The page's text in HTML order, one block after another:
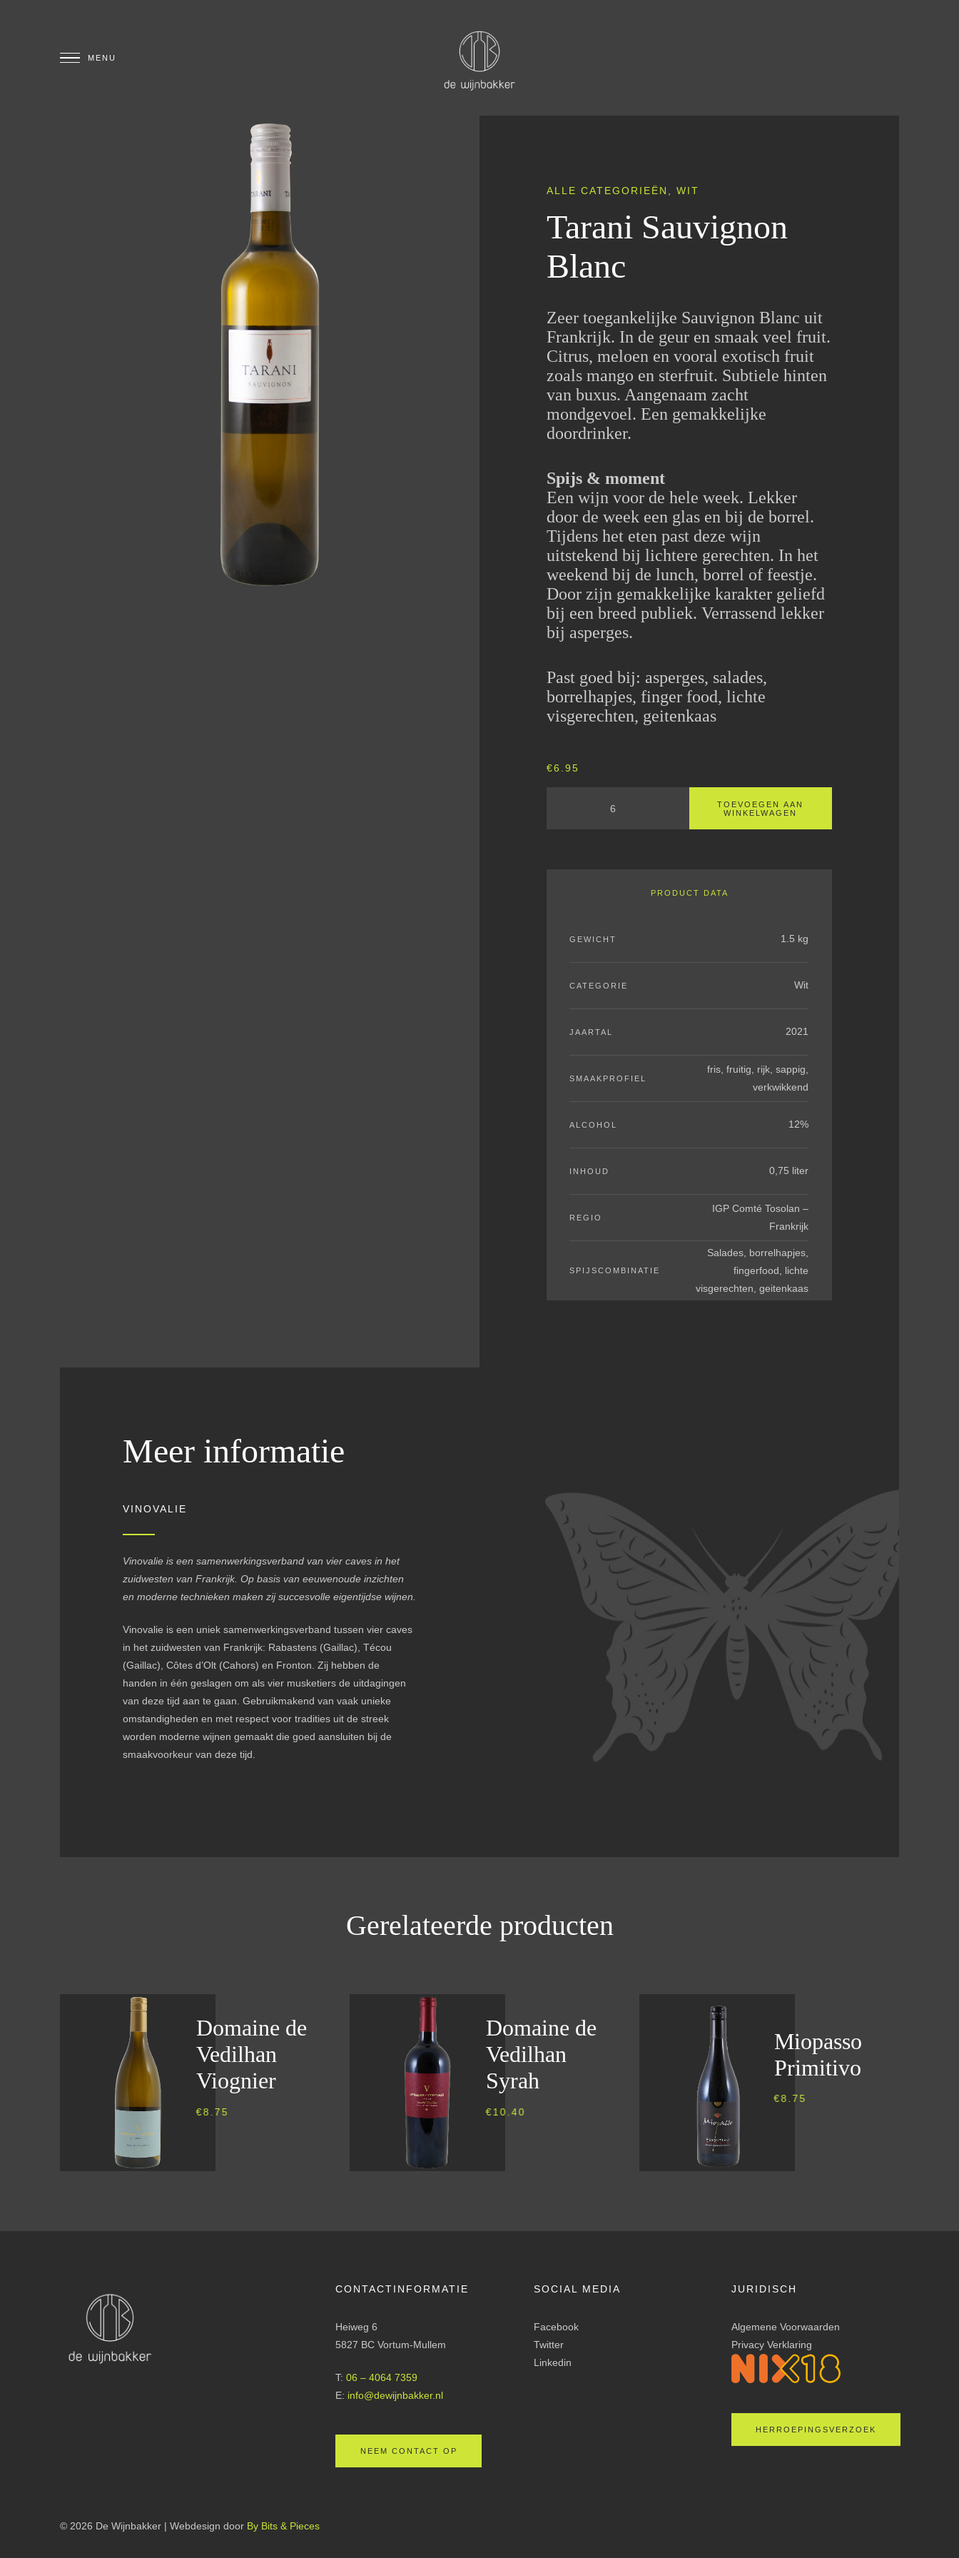
ALLE CATEGORIEËN ,WIT
Tarani Sauvignon
Blanc
Zeer toegankelijke Sauvignon Blanc uit
Frankrijk. In de geur en smaak veel fruit.
Citrus, meloen en vooral exotisch fruit
zoals mango en sterfruit. Subtiele hinten
van buxus. Aangenaam zacht
mondgevoel. Een gemakkelijke
doordrinker.
Spijs & moment
Een wijn voor de hele week. Lekker
door de week een glas en bij de borrel.
Tijdens het eten past deze wijn
uitstekend bij lichtere gerechten. In het
weekend bij de lunch, borrel of feestje.
Door zijn gemakkelijke karakter geliefd
bij een breed publiek. Verrassend lekker
bij asperges.
Past goed bij: asperges, salades,
borrelhapjes, finger food, lichte
visgerechten, geitenkaas
€6.95
TOEVOEGEN AAN
WINKELWAGEN
PRODUCT DATA
GEWICHT 1.5 kg
CATEGORIE Wit
JAARTAL 2021
SMAAKPROFIEL
fris, fruitig, rijk, sappig,
verkwikkend
ALCOHOL 12%
INHOUD 0,75 liter
REGIO
IGP Comté Tosolan –
Frankrijk
SPIJSCOMBINATIE
Salades, borrelhapjes,
fingerfood, lichte
visgerechten, geitenkaas
Meer informatie
VINOVALIE
Vinovalie is een samenwerkingsverband van vier caves in het
zuidwesten van Frankrijk. Op basis van eeuwenoude inzichten
en moderne technieken maken zij succesvolle eigentijdse wijnen.
Vinovalie is een uniek samenwerkingsverband tussen vier caves
in het zuidwesten van Frankrijk: Rabastens (Gaillac), Técou
(Gaillac), Côtes d’Olt (Cahors) en Fronton. Zij hebben de
handen in één geslagen om als vier musketiers de uitdagingen
van deze tijd aan te gaan. Gebruikmakend van vaak unieke
omstandigheden en met respect voor tradities uit de streek
worden moderne wijnen gemaakt die goed aansluiten bij de
smaakvoorkeur van deze tijd.
Gerelateerde producten
Domaine de
Vedilhan
Viognier
€8.75
Domaine de
Vedilhan
Syrah
€10.40
Miopasso
Primitivo
€8.75
CONTACTINFORMATIE
Heiweg 6
5827 BC Vortum-Mullem
T:06 – 4064 7359
E: info@dewijnbakker.nl
NEEM CONTACT OP
SOCIAL MEDIA
Facebook
Twitter
Linkedin
JURIDISCH
Algemene Voorwaarden
Privacy Verklaring
HERROEPINGSVERZOEK
© 2026 De Wijnbakker | Webdesign door By Bits & Pieces